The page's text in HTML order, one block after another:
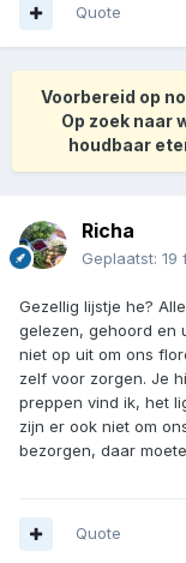
Quote
Voorbereid op
Op zoek naar
houdbaar
Richa
Geplaatst: 19
Gezellig lijstje he?
gelezen, gehoord en
niet op uit om ons
zelf voor zorgen. Je
preppen vind ik, het
zijn er ook niet om
bezorgen, daar
Quote